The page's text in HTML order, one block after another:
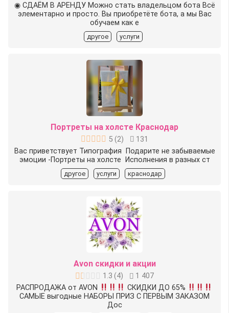
◉ СДАЁМ В АРЕНДУ Можно стать владельцом бота Всё
элементарно и просто. Вы приобретёте бота, а мы Вас
обучаем как е
другое услуги
Портреты на холсте Краснодар
5 (2)
131
Вас приветствует Типография ️ Подарите не забываемые
эмоции -Портреты на холсте ️ Исполнения в разных ст
другое услуги краснодар
Avon скидки и акции
1.3 (4)
1 407
РАСПРОДАЖА от AVON
СКИДКИ ДО 65%
САМЫЕ выгодные НАБОРЫ ПРИЗ С ПЕРВЫМ ЗАКАЗОМ
Дос